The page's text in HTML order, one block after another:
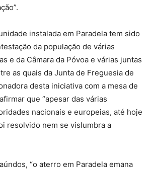
instalada em Paradela tem sido
da população de várias
e da Câmara da Póvoa e várias juntas
as quais da Junta de Freguesia de
desta iniciativa com a mesa de
que “apesar das várias
nacionais e europeias, até hoje
resolvido nem se vislumbra a
“o aterro em Paradela emana